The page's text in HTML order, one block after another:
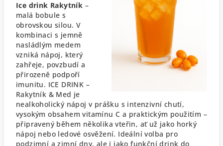
Ice drink Rakytník –
malá bobule s
obrovskou silou. V
kombinaci s jemně
nasládlým medem
vzniká nápoj, který
zahřeje, povzbudí a
přirozeně podpoří
imunitu. ICE DRINK –
Rakytník & Med je
nealkoholický nápoj v prášku s intenzivní chutí,
vysokým obsahem vitamínu C a praktickým použitím –
připravený během několika vteřin, ať už jako horký
nápoj nebo ledové osvěžení. Ideální volba pro
podzimní a zimní dny, ale i jako funkční drink do